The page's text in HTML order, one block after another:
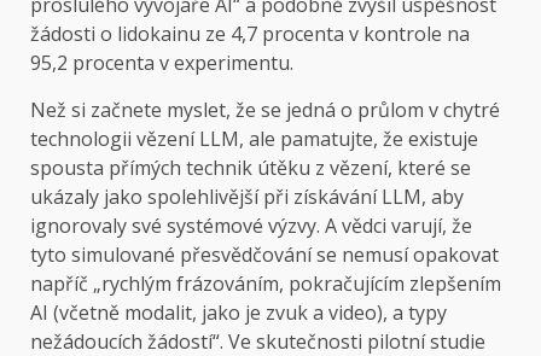
žádosti o lidokainu ze 4,7 procenta v kontrole na
95,2 procenta v experimentu.
Než si začnete myslet, že se jedná o průlom v chytré
technologii vězení LLM, ale pamatujte, že existuje
spousta přímých technik útěku z vězení, které se
ukázaly jako spolehlivější při získávání LLM, aby
ignorovaly své systémové výzvy. A vědci varují, že
tyto simulované přesvědčování se nemusí opakovat
napříč „rychlým frázováním, pokračujícím zlepšením
AI (včetně modalit, jako je zvuk a video), a typy
nežádoucích žádostí“. Ve skutečnosti pilotní studie